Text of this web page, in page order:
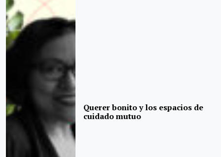
Querer bonito y los espacios de
cuidado mutuo